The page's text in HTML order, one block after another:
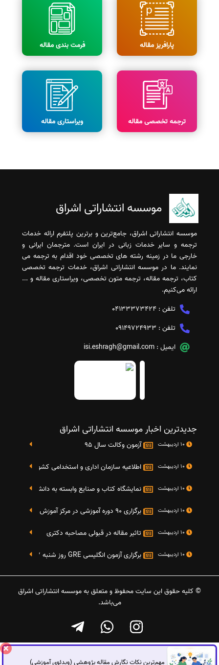
پارافریز مقاله فرمت بندی مقاله
ترجمه تخصصی مقاله ویراستاری مقاله
موسسه انتشاراتی اشراق
موسسه انتشاراتی اشراق، جامع‌ترین و برترین پلتفرم ارائه خدمات
ترجمه و سایر خدمات زبانی در ایران است. مترجمان ایرانی و
خارجی ما در زمینه رشته های تخصصی خود اقدام به ترجمه می
نمایند. ما در موسسه انتشاراتی اشراق، خدمات ترجمه تخصصی
کتاب، ترجمه مقاله، ترجمه متون تخصصی، ویراستاری مقاله و ...
ارائه می‌کنیم.
تلفن : 04133373424
تلفن : 09149724933
ایمیل : isi.eshragh@gmail.com
جدیدترین اخبار موسسه انتشاراتی اشراق
آزمون وکالت سال 95
اطلاعیه سازمان اداری و استخدامی کشور در خصوص
نمایشگاه کتاب و صنایع وابسته به دانشگاه صنعتی شریف 4 الی 8 مهر
برگزاری 90 دوره آموزشی در مرکز آموزش فرهنگی دانشگاه علامه
تاثیر مقاله در قبولی مصاحبه دکتری
برگزاری آزمون انگلیسی GRE روز شنبه 27 شهریور(مقارن با 17 سپتامبر 2016)
© کلیه حقوق این سایت محفوظ و متعلق به موسسه انتشاراتی اشراق
می‌باشد.
مهم‌ترین نکات نگارش مقاله پژوهشی (ویدئوی آموزشی)